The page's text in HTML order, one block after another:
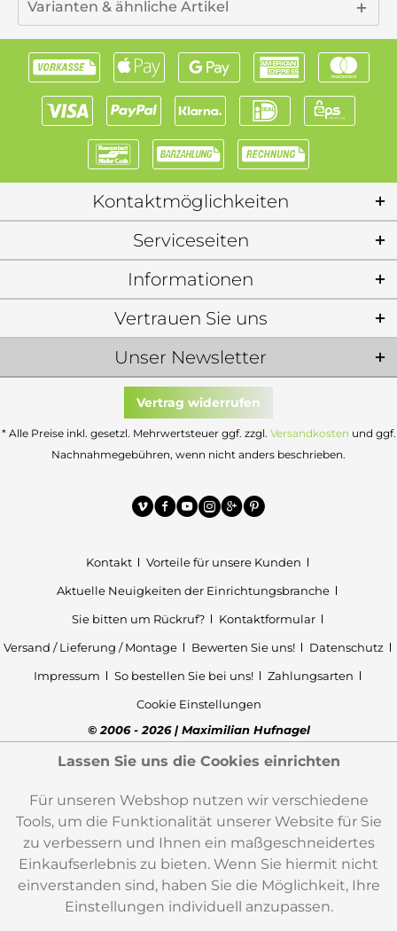
Varianten & ähnliche Artikel
Kontaktmöglichkeiten
Serviceseiten
Informationen
Unser Newsletter
Vertrauen Sie uns
Vertrag widerrufen
* Alle Preise inkl. gesetzl. Mehrwertsteuer ggf. zzgl. Versandkosten und ggf.
Nachnahmegebühren, wenn nicht anders beschrieben.
Kontakt
Vorteile für unsere Kunden
Aktuelle Neuigkeiten der Einrichtungsbranche
Sie bitten um Rückruf?
Kontaktformular
Versand / Lieferung / Montage
Bewerten Sie uns!
Datenschutz
Impressum
So bestellen Sie bei uns!
Zahlungsarten
Cookie Einstellungen
© 2006 - 2026 | Maximilian Hufnagel
Lassen Sie uns die Cookies einrichten
Für unseren Webshop nutzen wir verschiedene
Tools, um die Funktionalität unserer Website für Sie
zu verbessern und Ihnen ein maßgeschneidertes
Einkaufserlebnis zu bieten. Wenn Sie hiermit nicht
einverstanden sind, haben Sie die Möglichkeit, Ihre
Einstellungen individuell anzupassen.